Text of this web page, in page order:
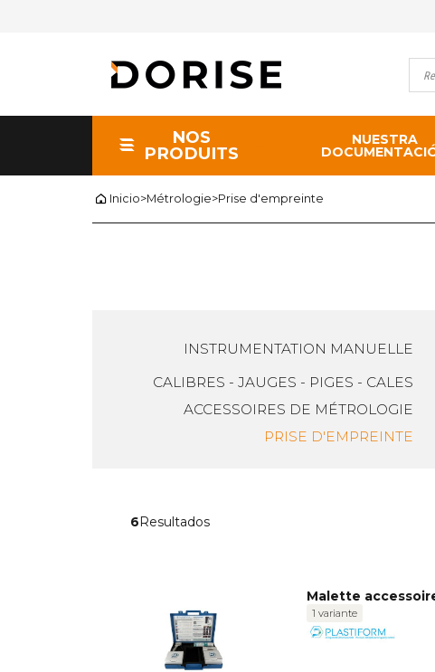
NOS
PRODUITS
NUESTRA
Inicio>Métrologie>Prise d'empreinte
INSTRUMENTATION MANUELLE
CALIBRES - JAUGES - PIGES - CALES
ACCESSOIRES DE MÉTROLOGIE
PRISE D'EMPREINTE
6Resultados
Malette
1 variante